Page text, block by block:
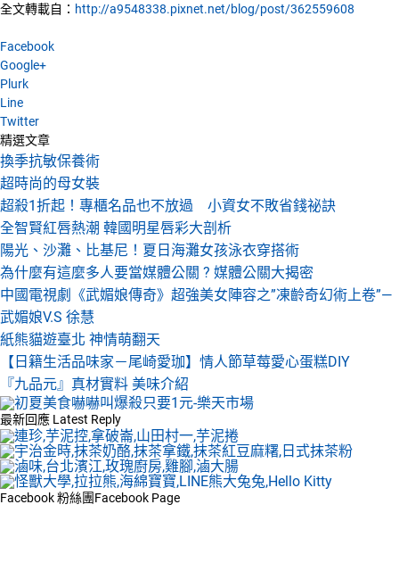
全文轉載自： http://a9548338.pixnet.net/blog/post/362559608
Facebook
Google+
Plurk
Line
Twitter
精選文章
換季抗敏保養術
超時尚的母女裝
超殺1折起！專櫃名品也不放過 小資女不敗省錢祕訣
全智賢紅唇熱潮 韓國明星唇彩大剖析
陽光、沙灘、比基尼！夏日海灘女孩泳衣穿搭術
為什麼有這麼多人要當媒體公關 ? 媒體公關大揭密
中國電視劇《武媚娘傳奇》超強美女陣容之”凍齡奇幻術上卷”—
武媚娘V.S 徐慧
紙熊貓遊臺北 神情萌翻天
【日籍生活品味家－尾崎愛珈】情人節草莓愛心蛋糕DIY
『九品元』真材實料 美味介紹
最新回應 Latest Reply
Facebook 粉絲團Facebook Page